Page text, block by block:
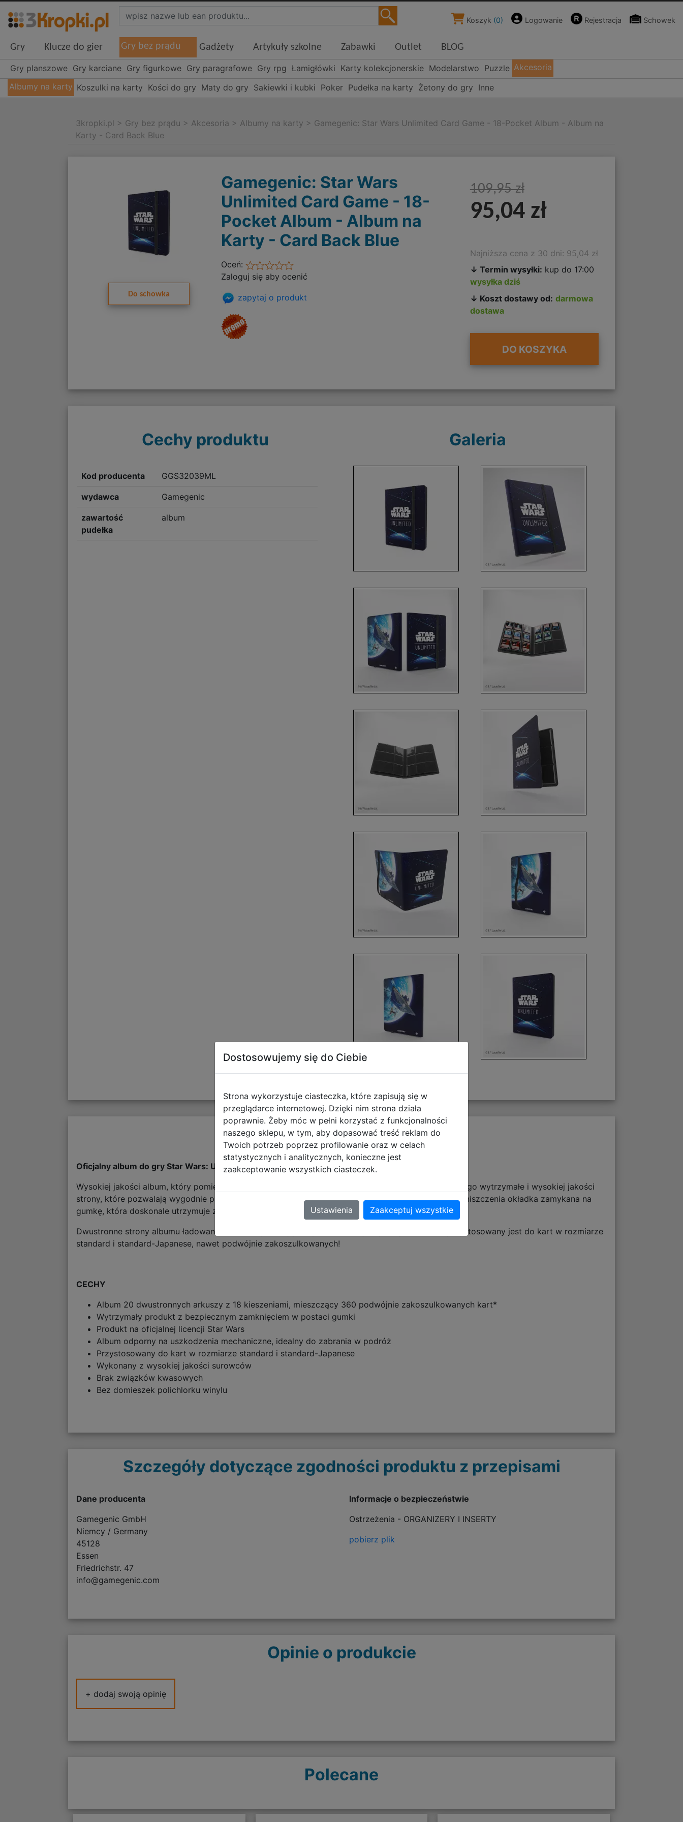
Koszyk (0) Logowanie Rejestracja Schowek
Gry Klucze do gier Gry bez prądu Gadżety Artykuły szkolne Zabawki Outlet BLOG
Gry planszowe Gry karciane Gry figurkowe Gry paragrafowe Gry rpg Łamigłówki Karty kolekcjonerskie Modelarstwo Puzzle Akcesoria
Albumy na karty Koszulki na karty Kości do gry Maty do gry Sakiewki i kubki Poker Pudełka na karty Żetony do gry Inne
3kropki.pl > Gry bez prądu > Akcesoria > Albumy na karty > Gamegenic: Star Wars Unlimited Card Game - 18-Pocket Album - Album na
Karty - Card Back Blue
Do schowka
Gamegenic: Star Wars
Unlimited Card Game - 18-
Pocket Album - Album na
Karty - Card Back Blue
Oceń:
Zaloguj się aby ocenić
zapytaj o produkt
109,95 zł
95,04 zł
Najniższa cena z 30 dni: 95,04 zł
↓ Termin wysyłki: kup do 17:00
wysyłka dziś
↓ Koszt dostawy od: darmowa
dostawa
DO KOSZYKA
Cechy produktu
Kod producenta GGS32039ML
wydawca Gamegenic
zawartość
pudełka
album
Galeria
Opis produktu
Oficjalny album do gry Star Wars: Unlimited Card Game
Wysokiej jakości album, który pomieści do 360 kart. Doświadczeni gracze z pewnością pokochają jego wytrzymałe i wysokiej jakości
strony, które pozwalają wygodnie przechowywać karty. Warta docenienia jest również odporna na zniszczenia okładka zamykana na
gumkę, która doskonale utrzymuje zawartość albumu w ryzach.
Dwustronne strony albumu ładowane z boku zapewniają utrzymanie kolecji w porządku. Album przystosowany jest do kart w rozmiarze
standard i standard-Japanese, nawet podwójnie zakoszulkowanych!
CECHY
Album 20 dwustronnych arkuszy z 18 kieszeniami, mieszczący 360 podwójnie zakoszulkowanych kart*
Wytrzymały produkt z bezpiecznym zamknięciem w postaci gumki
Produkt na oficjalnej licencji Star Wars
Album odporny na uszkodzenia mechaniczne, idealny do zabrania w podróż
Przystosowany do kart w rozmiarze standard i standard-Japanese
Wykonany z wysokiej jakości surowców
Brak związków kwasowych
Bez domieszek polichlorku winylu
Szczegóły dotyczące zgodności produktu z przepisami
Dane producenta
Gamegenic GmbH
Niemcy / Germany
45128
Essen
Friedrichstr. 47
info@gamegenic.com
Informacje o bezpieczeństwie
Ostrzeżenia - ORGANIZERY I INSERTY
pobierz plik
Opinie o produkcie
+ dodaj swoją opinię
Polecane
Dostosowujemy się do Ciebie
Strona wykorzystuje ciasteczka, które zapisują się w
przeglądarce internetowej. Dzięki nim strona działa
poprawnie. Żeby móc w pełni korzystać z funkcjonalności
naszego sklepu, w tym, aby dopasować treść reklam do
Twoich potrzeb poprzez profilowanie oraz w celach
statystycznych i analitycznych, konieczne jest
zaakceptowanie wszystkich ciasteczek.
Ustawienia Zaakceptuj wszystkie